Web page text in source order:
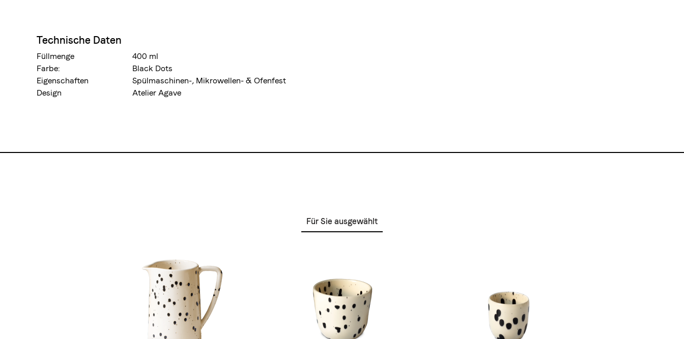
Technische Daten
Füllmenge
400 ml
Farbe:
Black Dots
Eigenschaften
Spülmaschinen-, Mikrowellen- & Ofenfest
Design
Atelier Agave
Für Sie ausgewählt